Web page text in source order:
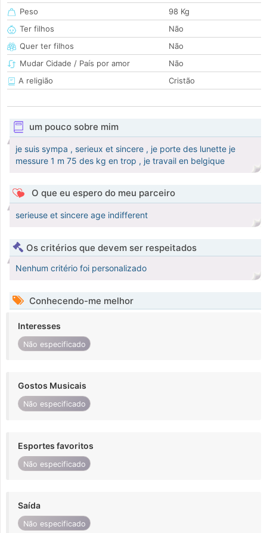
Peso
98 Kg
Ter filhos
Não
Quer ter filhos
Não
Mudar Cidade / País por amor
Não
A religião
Cristão
um pouco sobre mim
je suis sympa , serieux et sincere , je porte des lunette je
messure 1 m 75 des kg en trop , je travail en belgique
O que eu espero do meu parceiro
serieuse et sincere age indifferent
Os critérios que devem ser respeitados
Nenhum critério foi personalizado
Conhecendo-me melhor
Interesses
Não especificado
Gostos Musicais
Não especificado
Esportes favoritos
Não especificado
Saída
Não especificado